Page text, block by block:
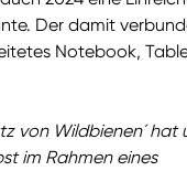
Der damit
Notebook,
von Wildbienen´ hat
im Rahmen eines